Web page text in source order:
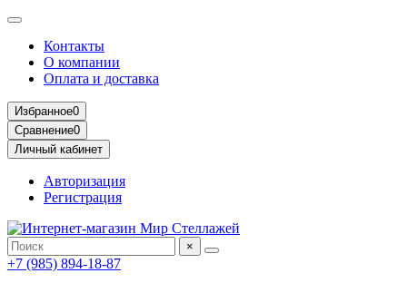
Контакты
О компании
Оплата и доставка
Избранное0
Сравнение0
Личный кабинет
Авторизация
Регистрация
×
+7 (985) 894-18-87